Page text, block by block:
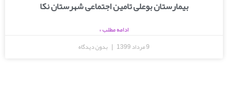
بیمارستان بوعلی تامین اجتماعی شهرستان نکا
ادامه مطلب »
9 مرداد 1399
بدون دیدگاه